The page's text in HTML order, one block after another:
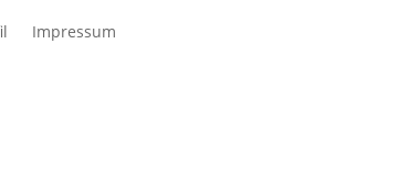
Impressum